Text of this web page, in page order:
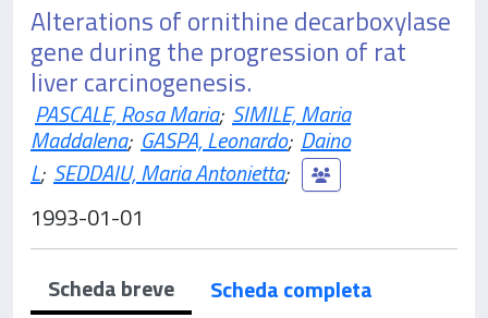
Alterations of ornithine decarboxylase
gene during the progression of rat
liver carcinogenesis.
PASCALE, Rosa Maria; SIMILE, Maria
Maddalena; GASPA, Leonardo; Daino
L; SEDDAIU, Maria Antonietta;
1993-01-01
Scheda breve
Scheda completa